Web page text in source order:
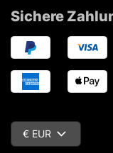
Sichere
€ EUR